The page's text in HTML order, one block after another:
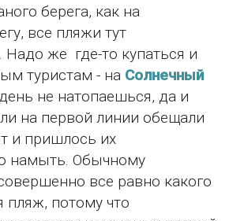
берега, как на
все пляжи тут
Надо же где-то купаться и
туристам - на Солнечный
не натопаешься, да и
на первой линии обещали
и пришлось их
намыть. Обычному
все равно какого
пляж, потому что